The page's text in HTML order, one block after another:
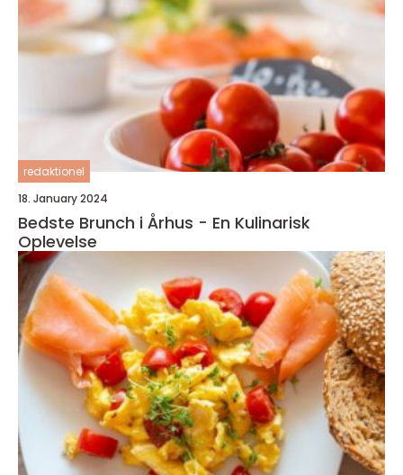
redaktionel
18. January 2024
Bedste Brunch i Århus - En Kulinarisk
Oplevelse